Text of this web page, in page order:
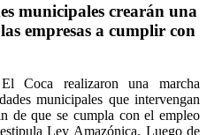
municipales crearán una
empresas a cumplir con
Coca realizaron una marcha
municipales que intervengan
de que se cumpla con el empleo
Ley Amazónica. Luego de